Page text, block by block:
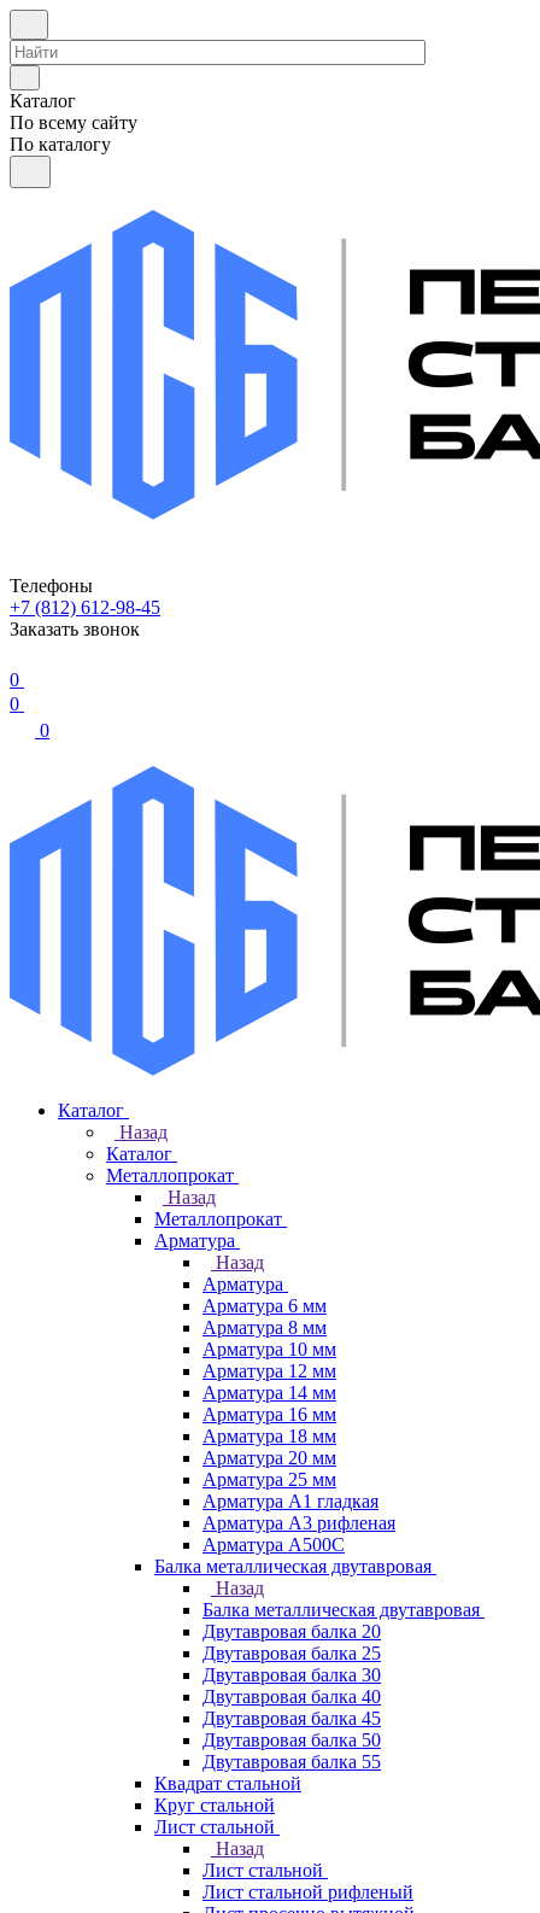
Каталог
По всему сайту
По каталогу
Телефоны
+7 (812) 612-98-45
Заказать звонок
0
0
0
Каталог
Назад
Каталог
Металлопрокат
Назад
Металлопрокат
Арматура
Назад
Арматура
Арматура 6 мм
Арматура 8 мм
Арматура 10 мм
Арматура 12 мм
Арматура 14 мм
Арматура 16 мм
Арматура 18 мм
Арматура 20 мм
Арматура 25 мм
Арматура А1 гладкая
Арматура А3 рифленая
Арматура А500С
Балка металлическая двутавровая
Назад
Балка металлическая двутавровая
Двутавровая балка 20
Двутавровая балка 25
Двутавровая балка 30
Двутавровая балка 40
Двутавровая балка 45
Двутавровая балка 50
Двутавровая балка 55
Квадрат стальной
Круг стальной
Лист стальной
Назад
Лист стальной
Лист стальной рифленый